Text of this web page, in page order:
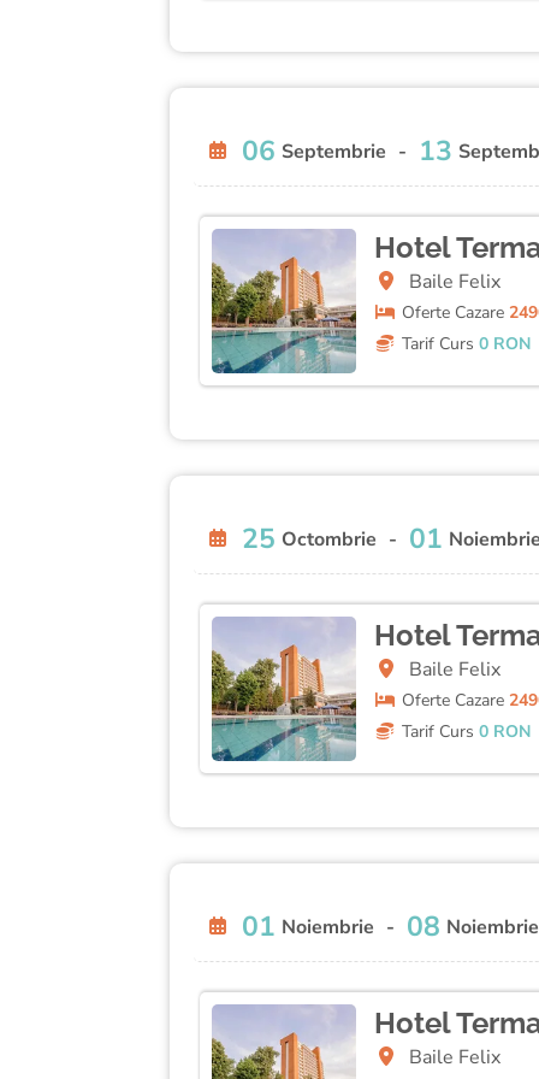
06 Septembrie - 13
Hotel
Baile Felix
OferteCazare
Tarif Curs 0 RON
25 Octombrie - 01
Hotel
Baile Felix
OferteCazare
Tarif Curs 0 RON
01 Noiembrie - 08 Noiembrie
Hotel
Baile Felix